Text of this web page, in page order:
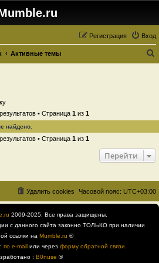
Вход
Регистрация
Активные темы
• Страница 1из 1
найдено.
• Страница 1из 1
Перейти
Часовой пояс: UTC+03:00
Удалить cookies
2009-2025. Все права защищены.
с данного сайта законно ТОЛЬКО при наличии
ссылки на Mumble.ru ®
по e-mail или через форму обратной связи
: B0nuse ®